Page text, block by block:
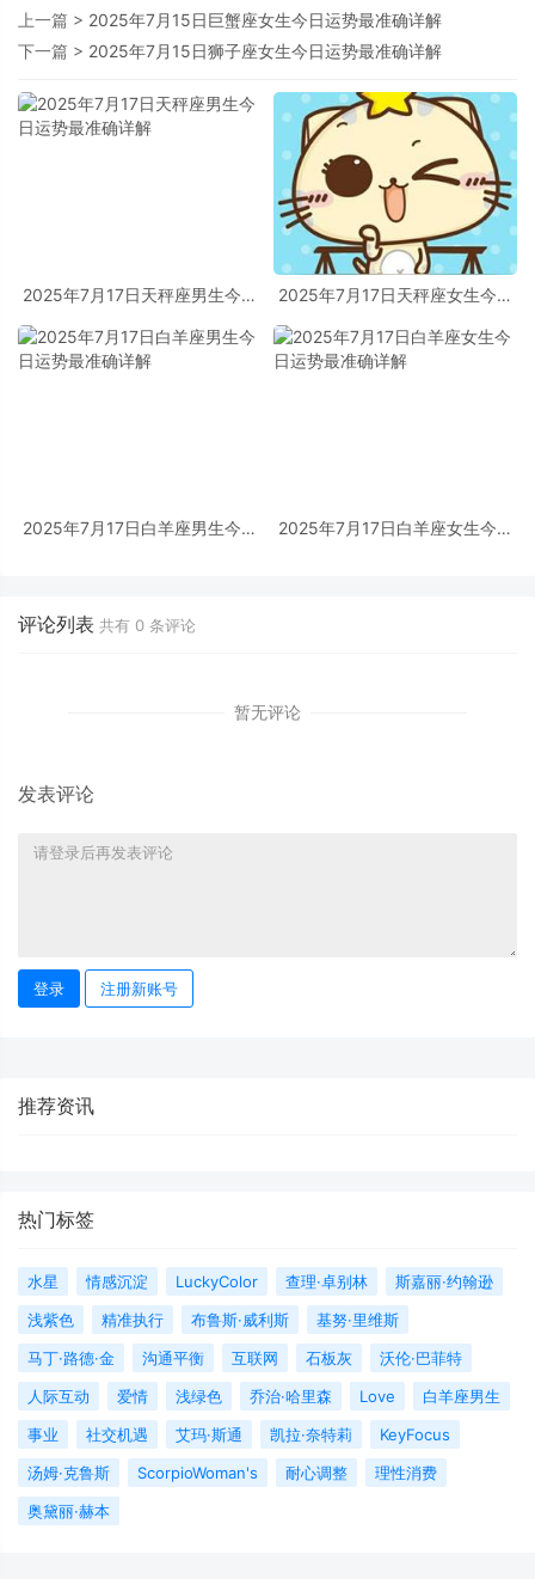
上一篇 > 2025年7月15日巨蟹座女生今日运势最准确详解
下一篇 > 2025年7月15日狮子座女生今日运势最准确详解
2025年7月17日天秤座男生今日
2025年7月17日天秤座女生今日
2025年7月17日白羊座男生今日
2025年7月17日白羊座女生今日
评论列表 共有 0 条评论
暂无评论
发表评论
登录 注册新账号
推荐资讯
热门标签
水星 情感沉淀 LuckyColor 查理·卓别林
斯嘉丽·约翰逊
浅紫色
精准执行 布鲁斯·威利斯
基努·里维斯
马丁·路德·金
沟通平衡 互联网 石板灰
沃伦·巴菲特
人际互动
爱情 浅绿色 乔治·哈里森 Love
白羊座男生
事业
社交机遇 艾玛·斯通 凯拉·奈特莉
KeyFocus
汤姆·克鲁斯
ScorpioWoman's 耐心调整
理性消费
奥黛丽·赫本